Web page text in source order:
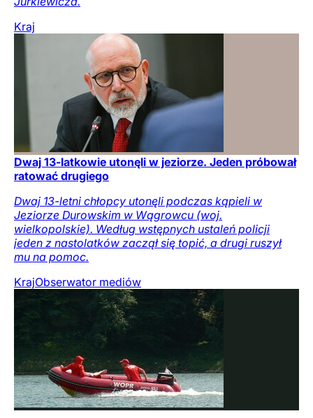
Kraj
Dwaj 13-latkowie utonęli w jeziorze. Jeden próbował
ratować drugiego
Dwaj 13-letni chłopcy utonęli podczas kąpieli w
Jeziorze Durowskim w Wągrowcu (woj.
wielkopolskie). Według wstępnych ustaleń policji
jeden z nastolatków zaczął się topić, a drugi ruszył
mu na pomoc.
KrajObserwator mediów